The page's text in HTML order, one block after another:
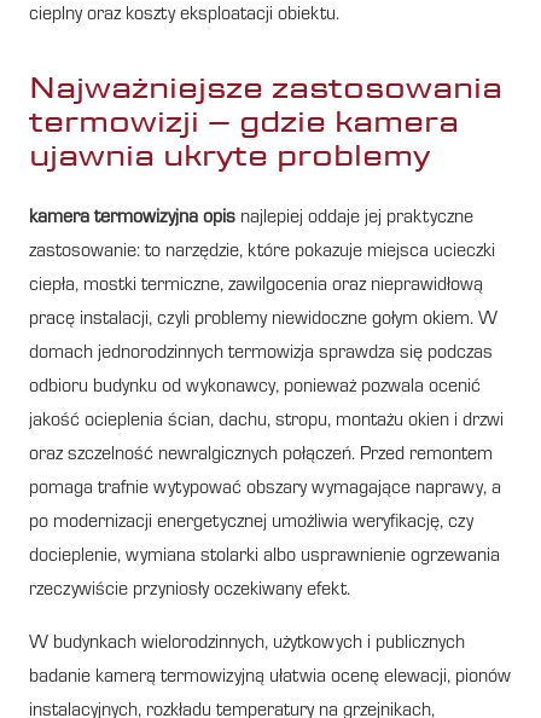
cieplny oraz koszty eksploatacji obiektu.
Najważniejsze zastosowania
termowizji – gdzie kamera
ujawnia ukryte problemy
kamera termowizyjna opis najlepiej oddaje jej praktyczne
zastosowanie: to narzędzie, które pokazuje miejsca ucieczki
ciepła, mostki termiczne, zawilgocenia oraz nieprawidłową
pracę instalacji, czyli problemy niewidoczne gołym okiem. W
domach jednorodzinnych termowizja sprawdza się podczas
odbioru budynku od wykonawcy, ponieważ pozwala ocenić
jakość ocieplenia ścian, dachu, stropu, montażu okien i drzwi
oraz szczelność newralgicznych połączeń. Przed remontem
pomaga trafnie wytypować obszary wymagające naprawy, a
po modernizacji energetycznej umożliwia weryfikację, czy
docieplenie, wymiana stolarki albo usprawnienie ogrzewania
rzeczywiście przyniosły oczekiwany efekt.
W budynkach wielorodzinnych, użytkowych i publicznych
badanie kamerą termowizyjną ułatwia ocenę elewacji, pionów
instalacyjnych, rozkładu temperatury na grzejnikach,